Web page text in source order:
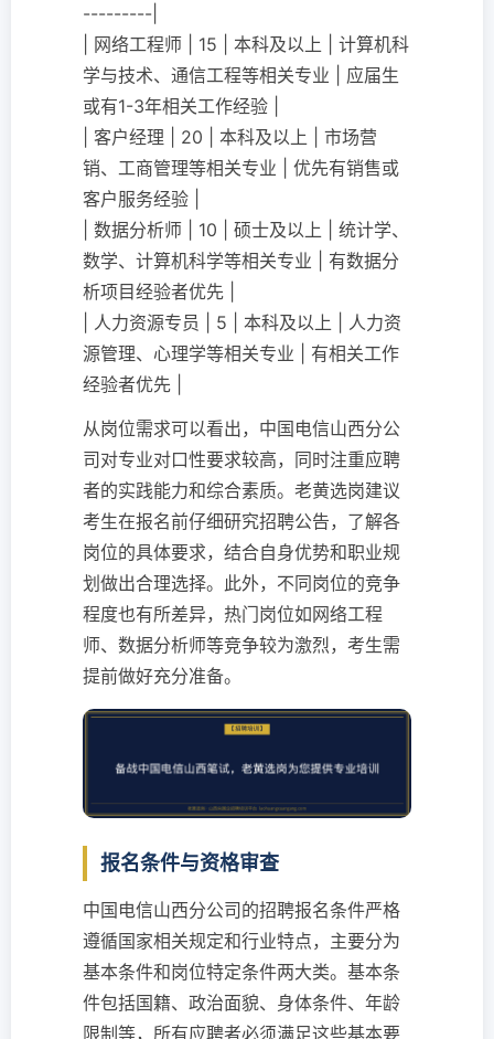
---------|
| 网络工程师 | 15 | 本科及以上 | 计算机科
学与技术、通信工程等相关专业 | 应届生
或有1-3年相关工作经验 |
| 客户经理 | 20 | 本科及以上 | 市场营
销、工商管理等相关专业 | 优先有销售或
客户服务经验 |
| 数据分析师 | 10 | 硕士及以上 | 统计学、
数学、计算机科学等相关专业 | 有数据分
析项目经验者优先 |
| 人力资源专员 | 5 | 本科及以上 | 人力资
源管理、心理学等相关专业 | 有相关工作
经验者优先 |
从岗位需求可以看出，中国电信山西分公
司对专业对口性要求较高，同时注重应聘
者的实践能力和综合素质。老黄选岗建议
考生在报名前仔细研究招聘公告，了解各
岗位的具体要求，结合自身优势和职业规
划做出合理选择。此外，不同岗位的竞争
程度也有所差异，热门岗位如网络工程
师、数据分析师等竞争较为激烈，考生需
提前做好充分准备。
报名条件与资格审查
中国电信山西分公司的招聘报名条件严格
遵循国家相关规定和行业特点，主要分为
基本条件和岗位特定条件两大类。基本条
件包括国籍、政治面貌、身体条件、年龄
限制等，所有应聘者必须满足这些基本要